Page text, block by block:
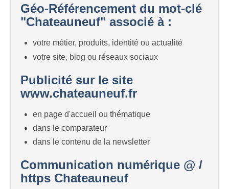
Géo-Référencement du mot-clé
"Chateauneuf" associé à :
votre métier, produits, identité ou actualité
votre site, blog ou réseaux sociaux
Publicité sur le site
www.chateauneuf.fr
en page d'accueil ou thématique
dans le comparateur
dans le contenu de la newsletter
Communication numérique @ /
https Chateauneuf